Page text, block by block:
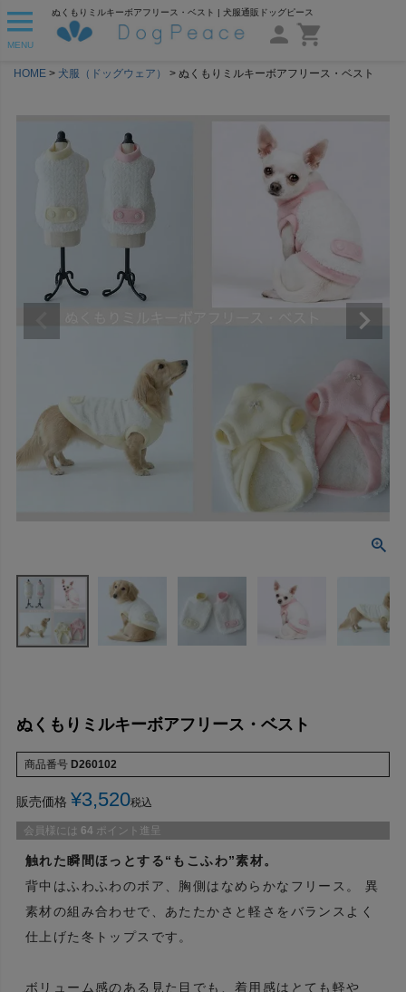
MENU
ぬくもりミルキーボアフリース・ベスト | 犬服通販ドッグピース
HOME 犬服（ドッグウェア） ぬくもりミルキーボアフリース・ベスト
ぬくもりミルキーボアフリース・ベスト
商品番号 D260102
販売価格 ¥3,520税込
会員様には 64 ポイント進呈
触れた瞬間ほっとする“もこふわ”素材。
背中はふわふわのボア、胸側はなめらかなフリース。 異
素材の組み合わせで、あたたかさと軽さをバランスよく
仕上げた冬トップスです。
ボリューム感のある見た目でも、着用感はとても軽や